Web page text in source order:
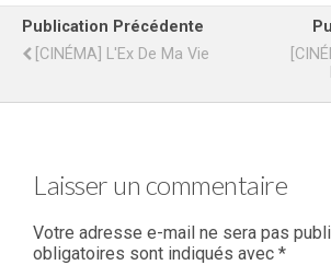
Publication Précédente
[CINÉMA] L'Ex De Ma Vie
Laisser un commentaire
Votre adresse e-mail ne sera pas
obligatoires sont indiqués avec *